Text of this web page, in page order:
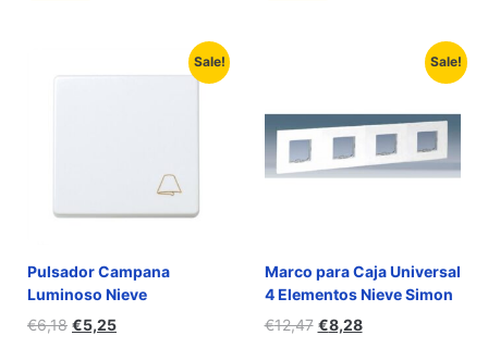
Sale!
Pulsador Campana
Luminoso Nieve
€6,18 €5,25
Sale!
Marco para Caja Universal
4 Elementos Nieve Simon
€12,47 €8,28